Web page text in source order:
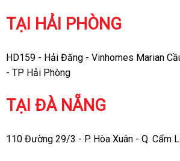
TẠI HẢI PHÒNG
HD159 - Hải Đăng - Vinhomes Marian
- TP Hải Phòng
TẠI ĐÀ NẴNG
110 Đường 29/3 - P. Hòa Xuân - Q. Cẩm